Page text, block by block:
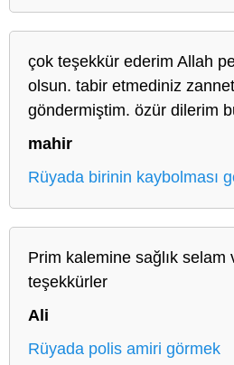
çok teşekkür ederim Allah
olsun. tabir etmediniz
göndermiştim. özür dilerim
mahir
Rüyada birinin kaybolması
Prim kalemine sağlık selam
teşekkürler
Ali
Rüyada polis amiri görmek